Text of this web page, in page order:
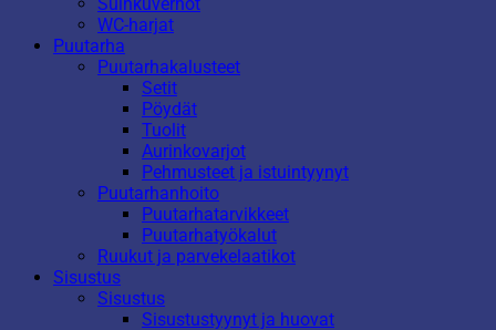
WC-harjat
Puutarha
Puutarhakalusteet
Setit
Pöydät
Tuolit
Aurinkovarjot
Pehmusteet ja istuintyynyt
Puutarhanhoito
Puutarhatarvikkeet
Puutarhatyökalut
Ruukut ja parvekelaatikot
Sisustus
Sisustus
Sisustustyynyt ja huovat